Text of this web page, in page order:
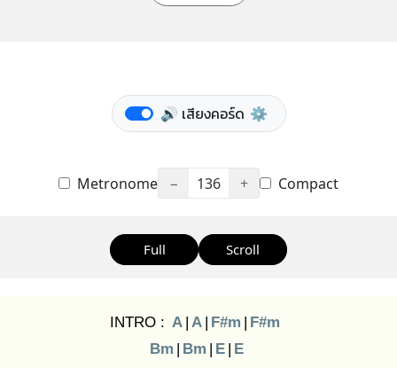
🔊 เสียงคอร์ด ⚙️
Metronome − 136 + Compact
Full Scroll
INTRO : A | A | F#m | F#m
Bm | Bm | E | E